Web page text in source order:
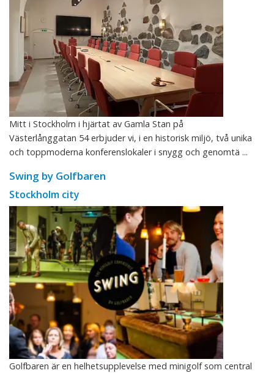
Mitt i Stockholm i hjärtat av Gamla Stan på
Västerlånggatan 54 erbjuder vi, i en historisk miljö, två unika
och toppmoderna konferenslokaler i snygg och genomtä ...
Swing by Golfbaren
Stockholm city
Golfbaren är en helhetsupplevelse med minigolf som central